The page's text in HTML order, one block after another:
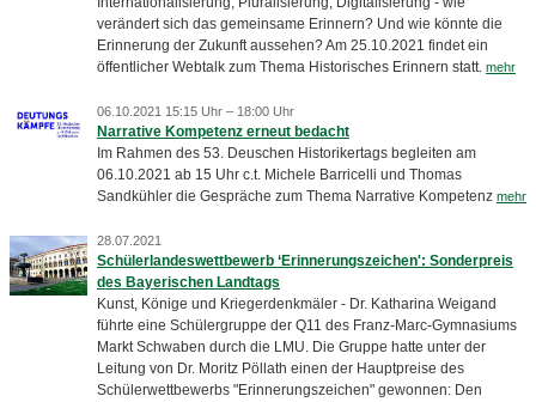
verändert sich das gemeinsame Erinnern? Und wie könnte die
Erinnerung der Zukunft aussehen? Am 25.10.2021 findet ein
öffentlicher Webtalk zum Thema Historisches Erinnern statt. mehr
06.10.2021 15:15 Uhr – 18:00 Uhr
Narrative Kompetenz erneut bedacht
Im Rahmen des 53. Deuschen Historikertags begleiten am
06.10.2021 ab 15 Uhr c.t. Michele Barricelli und Thomas
Sandkühler die Gespräche zum Thema Narrative Kompetenz mehr
28.07.2021
Schülerlandeswettbewerb ‘Erinnerungszeichen': Sonderpreis
des Bayerischen Landtags
Kunst, Könige und Kriegerdenkmäler - Dr. Katharina Weigand
führte eine Schülergruppe der Q11 des Franz-Marc-Gymnasiums
Markt Schwaben durch die LMU. Die Gruppe hatte unter der
Leitung von Dr. Moritz Pöllath einen der Hauptpreise des
Schülerwettbewerbs "Erinnerungszeichen" gewonnen: Den